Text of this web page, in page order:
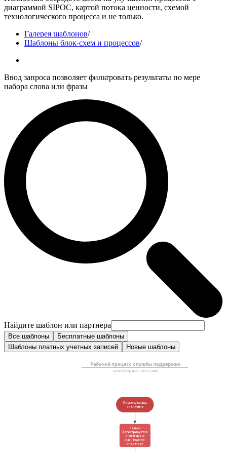
диаграммой SIPOC, картой потока ценности, схемой
технологического процесса и не только.
Галерея шаблонов/
Шаблоны блок-схем и процессов/
Ввод запроса позволяет фильтровать результаты по мере
набора слова или фразы
Найдите шаблон или партнера
Все шаблоны
Бесплатные шаблоны
Шаблоны платных учетных записей
Новые шаблоны